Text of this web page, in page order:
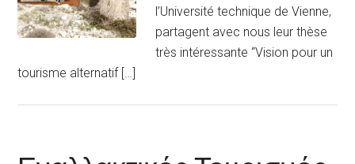
l’Université technique de Vienne,
partagent avec nous leur thèse
très intéressante “Vision pour un
tourisme alternatif […]